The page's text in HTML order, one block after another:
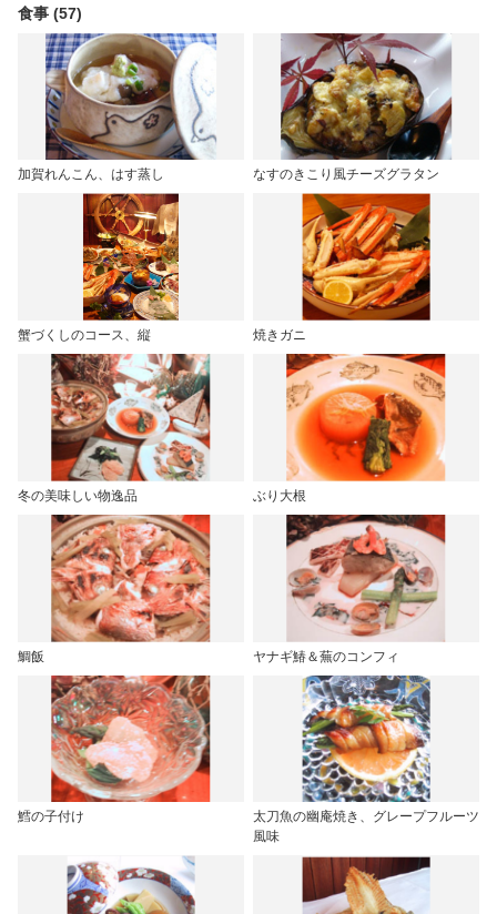
食事 (57)
加賀れんこん、はす蒸し なすのきこり風チーズグラタン
蟹づくしのコース、縦 焼きガニ
冬の美味しい物逸品 ぶり大根
鯛飯 ヤナギ鰆＆蕪のコンフィ
鱈の子付け
太刀魚の幽庵焼き、グレープフルーツ
風味